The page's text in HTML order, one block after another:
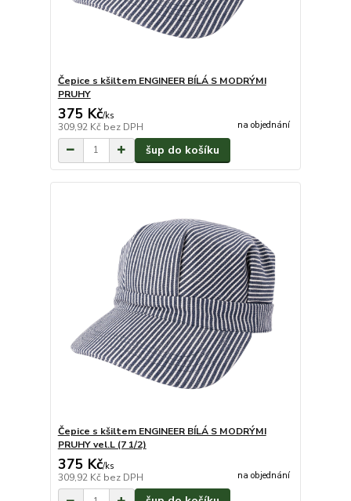
Čepice s kšiltem ENGINEER BÍLÁ S MODRÝMI
PRUHY
375 Kč/ks
309,92 Kč bez DPH na objednání
šup do košíku
Čepice s kšiltem ENGINEER BÍLÁ S MODRÝMI
PRUHY vel.L (7 1/2)
375 Kč/ks
309,92 Kč bez DPH na objednání